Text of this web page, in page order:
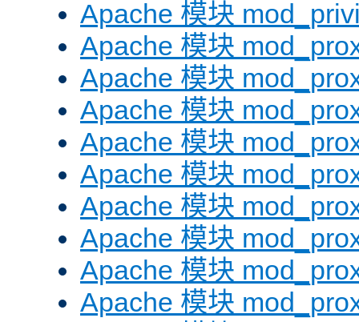
Apache 模块
Apache 模块
Apache 模块
Apache 模块
Apache 模块
Apache 模块
Apache 模块
Apache 模块
Apache 模块
Apache 模块